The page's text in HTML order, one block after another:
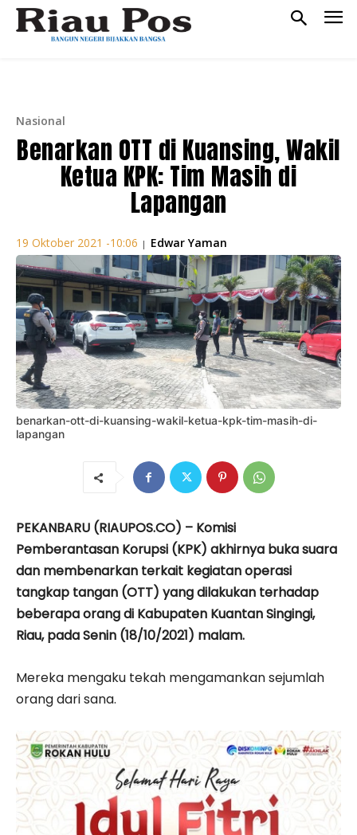
Nasional
Benarkan OTT di Kuansing, Wakil
Ketua KPK: Tim Masih di
Lapangan
19 Oktober 2021 -10:06 | Edwar Yaman
benarkan-ott-di-kuansing-wakil-ketua-kpk-tim-masih-di-
lapangan
PEKANBARU (RIAUPOS.CO) – Komisi
Pemberantasan Korupsi (KPK) akhirnya buka suara
dan membenarkan terkait kegiatan operasi
tangkap tangan (OTT) yang dilakukan terhadap
beberapa orang di Kabupaten Kuantan Singingi,
Riau, pada Senin (18/10/2021) malam.
Mereka mengaku tekah mengamankan sejumlah
orang dari sana.